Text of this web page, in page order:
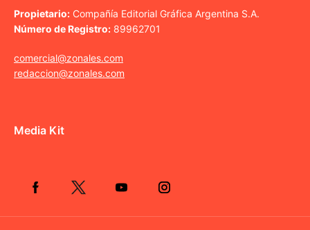
Propietario: Compañía Editorial Gráfica Argentina S.A.
Número de Registro: 89962701
comercial@zonales.com
redaccion@zonales.com
Media Kit